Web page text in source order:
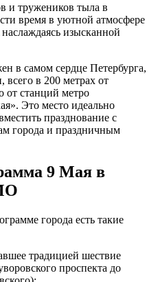
и тружеников тыла в
время в уютной атмосфере
изысканной
в самом сердце Петербурга,
в 200 метрах от
от станций метро
Это место идеально
празднование с
города и праздничным
9 Мая в
города есть такие
традицией шествие
проспекта до